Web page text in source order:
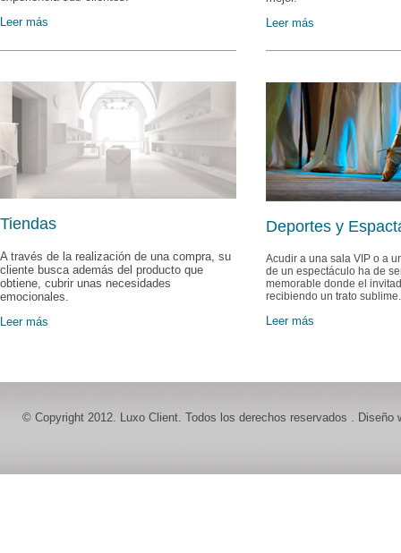
Leer más
Leer más
Tiendas
A través de la realización de una compra, su
cliente busca además del producto que
obtiene, cubrir unas necesidades
emocionales.
Leer más
Deportes y
Acudir a una sala VIP o a
de un espectáculo ha de
memorable donde el
recibiendo un trato sublime.
Leer más
© Copyright 2012. Luxo Client. Todos los derechos reservados . Diseño